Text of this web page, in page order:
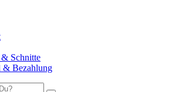
Schnitte
& Bezahlung